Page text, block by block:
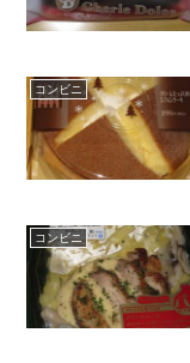
コンビニ
コンビニ